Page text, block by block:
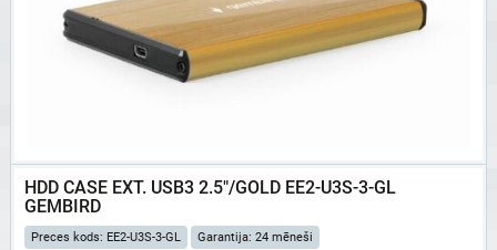
HDD CASE EXT. USB3 2.5"/GOLD EE2-U3S-3-GL
GEMBIRD
Preces kods: EE2-U3S-3-GL Garantija: 24 mēneši